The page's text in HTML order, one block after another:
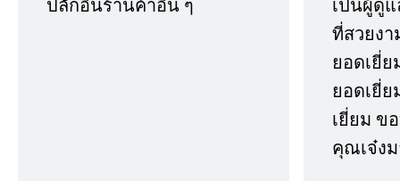
ปลั๊กอินร้านค้าอื่น ๆ
เป็นผู้ดูแ
ที่สวยง
ยอดเยี่ย
ยอดเยี่
เยี่ยม ข
คุณเจ๋ง